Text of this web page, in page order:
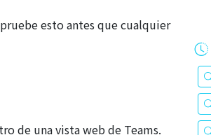
esto antes que cualquier
de una vista web de Teams.